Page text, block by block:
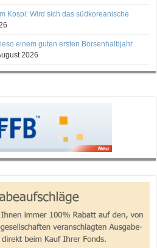
Kospi: Wird sich das südkoreanische
einem guten ersten Börsenhalbjahr
2026